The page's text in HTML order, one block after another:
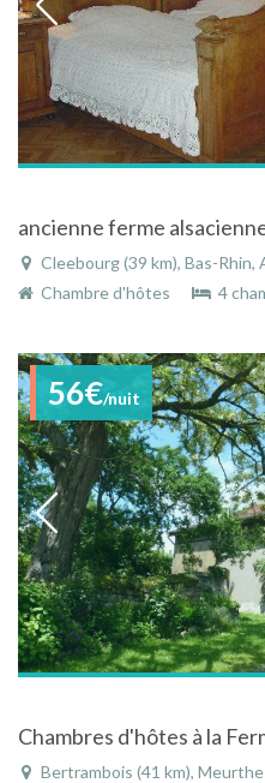
ancienne ferme
Cleebourg (39 km), Bas-Rhin,
Chambre d'hôtes
4
56€/nuit
Chambres d'hôtes à la
Bertrambois (41 km), Meurthe-